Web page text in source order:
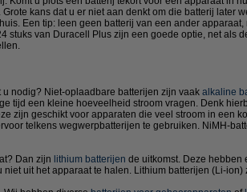
kans dat u er niet aan denkt om die batterij later
Een tip: leen geen batterij van een ander
stuks van Duracell Plus zijn een goede optie, net als
nodig? Niet-oplaadbare batterijen zijn vaak alkaline
tijd een kleine hoeveelheid stroom vragen. Denk
zijn geschikt voor apparaten die veel stroom in een
telkens wegwerpbatterijen te gebruiken. NiMH-
Dan zijn lithium batterijen de uitkomst. Deze hebben
uit het apparaat te halen. Lithium batterijen (Li-